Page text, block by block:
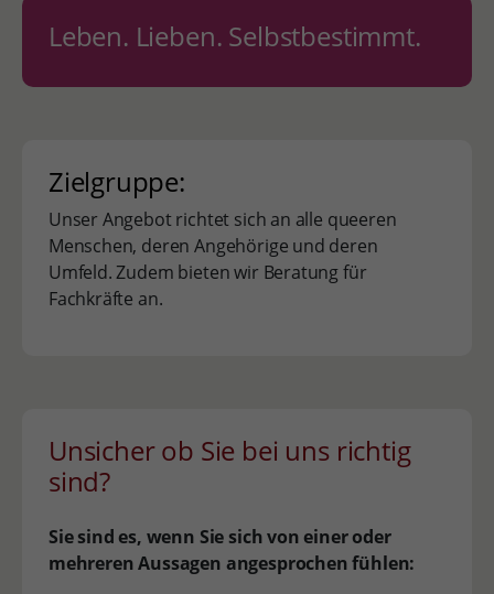
Leben. Lieben. Selbstbestimmt.
Zielgruppe:
Unser Angebot richtet sich an alle queeren
Menschen, deren Angehörige und deren
Umfeld. Zudem bieten wir Beratung für
Fachkräfte an.
Unsicher ob Sie bei uns richtig
sind?
Sie sind es, wenn Sie sich von einer oder
mehreren Aussagen angesprochen fühlen: